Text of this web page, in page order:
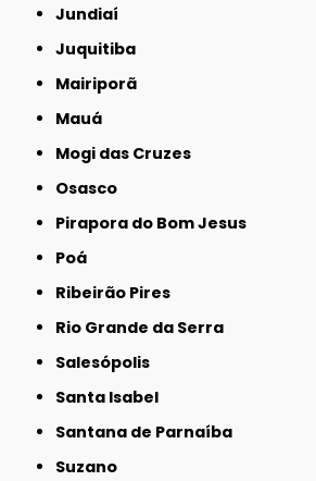
Jundiaí
Juquitiba
Mairiporã
Mauá
Mogi das Cruzes
Osasco
Pirapora do Bom Jesus
Poá
Ribeirão Pires
Rio Grande da Serra
Salesópolis
Santa Isabel
Santana de Parnaíba
Suzano